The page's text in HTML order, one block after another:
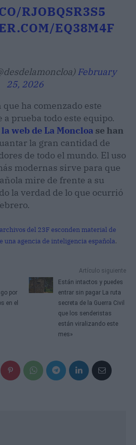
RJOBQSR3S5
EQ38M4F
February
25, 2026
ha comenzado este
a prueba todo este equipo.
web de La Moncloa se han
la gran cantidad de
de todo el mundo. El uso
modernas sirve para que
mire de frente a su
la verdad de lo que ocurrió
del 23F esconden material de
una agencia de inteligencia española.
por
en el
Artículo siguiente
Están intactos y puedes
entrar sin pagar La ruta
secreta de la Guerra Civil
que los senderistas
están viralizando este
mes»